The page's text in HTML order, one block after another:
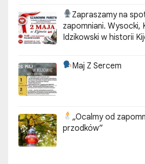
Zapraszamy na
zapomniani. Wysocki,
Idzikowski w historii
Maj Z Sercem
„Ocalmy od
przodków”